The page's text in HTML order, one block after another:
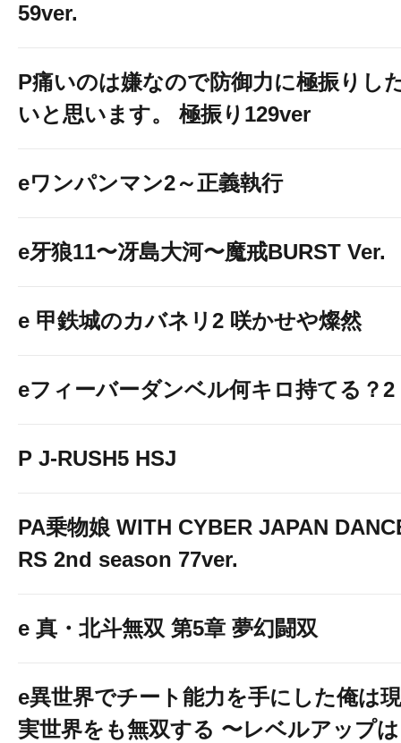
59ver.
P痛いのは嫌なので防御力に極振りし
いと思います。 極振り129ver
eワンパンマン2～正義執行
e牙狼11〜冴島大河〜魔戒BURST Ver.
e 甲鉄城のカバネリ2 咲かせや燦然
eフィーバーダンベル何キロ持てる？2
P J-RUSH5 HSJ
PA乗物娘 WITH CYBER JAPAN
RS 2nd season 77ver.
e 真・北斗無双 第5章 夢幻闘双
e異世界でチート能力を手にした俺は現
実世界をも無双する 〜レベルアップは